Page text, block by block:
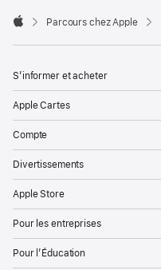

Parcours chez Apple
S’informer et acheter
Apple Cartes
Compte
Divertissements
Apple Store
Pour les entreprises
Pour l’Éducation